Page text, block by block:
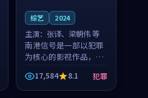
综艺 2024
主演： 张译、梁朝伟 等
南港信号是一部以犯罪
为核心的影视作品，围
绕危机、反转与人物成
长展开，整体节奏紧
凑，值得推荐观看。
17,584 8.1 犯罪